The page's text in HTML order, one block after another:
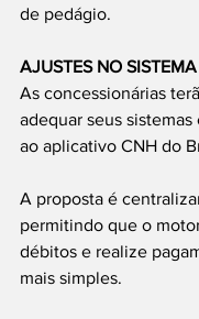
de pedágio.
AJUSTES NO SISTEMA
As concessionárias
adequar seus
ao aplicativo CNH do
A proposta é
permitindo que o
débitos e realize
mais simples.